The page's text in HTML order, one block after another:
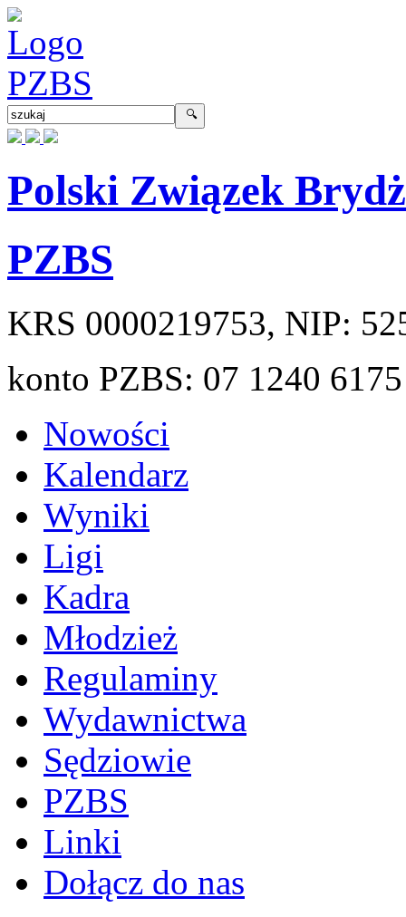
Polski Związek
PZBS
KRS 0000219753, NIP:
konto PZBS: 07 1240
Nowości
Kalendarz
Wyniki
Ligi
Kadra
Młodzież
Regulaminy
Wydawnictwa
Sędziowie
PZBS
Linki
Dołącz do nas